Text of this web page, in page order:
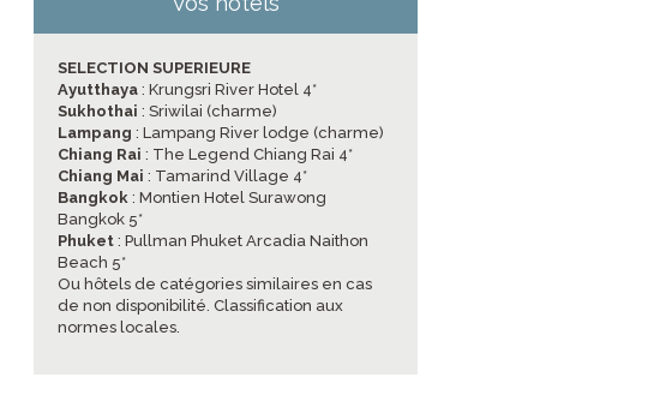
SELECTION SUPERIEURE
Ayutthaya: Krungsri River Hotel 4*
Sukhothai: Sriwilai (charme)
Lampang: Lampang River lodge (charme)
Chiang Rai : The Legend Chiang Rai 4*
Chiang Mai : Tamarind Village 4*
Bangkok : Montien Hotel Surawong
Bangkok 5*
Phuket: Pullman Phuket Arcadia Naithon
Beach 5*
Ou hôtels de catégories similaires en cas
de non disponibilité. Classification aux
normes locales.